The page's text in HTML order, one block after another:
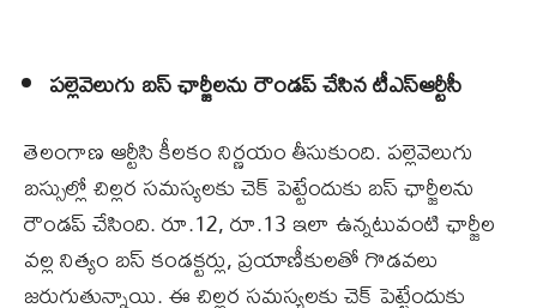
పల్లెవెలుగు బస్‌ ఛార్జీలను రౌండప్‌ చేసిన టీఎస్‌ఆర్టీసీ
తెలంగాణ ఆర్టీసి కీలకం నిర్ణయం తీసుకుంది. పల్లెవెలుగు
బస్సుల్లో చిల్లర సమస్యలకు చెక్‌ పెట్టేందుకు బస్‌ ఛార్జీలను
రౌండప్‌ చేసింది. రూ.12, రూ.13 ఇలా ఉన్నటువంటి ఛార్జీల
వల్ల నిత్యం బస్‌ కండక్టర్లు, ప్రయాణీకులతో గొడవలు
జరుగుతున్నాయి. ఈ చిల్లర సమస్యలకు చెక్‌ పెట్టేందుకు